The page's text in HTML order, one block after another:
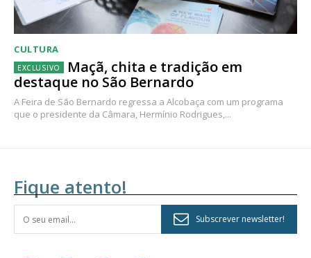
CULTURA
Maçã, chita e tradição em
destaque no São Bernardo
A Feira de São Bernardo regressa a Alcobaça com um programa
que o presidente da Câmara, Hermínio Rodrigues,...
Fique atento!
Subscrever newsletter!